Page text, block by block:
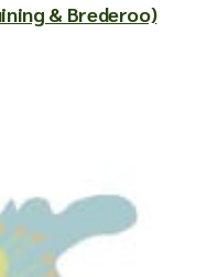
& Brederoo)